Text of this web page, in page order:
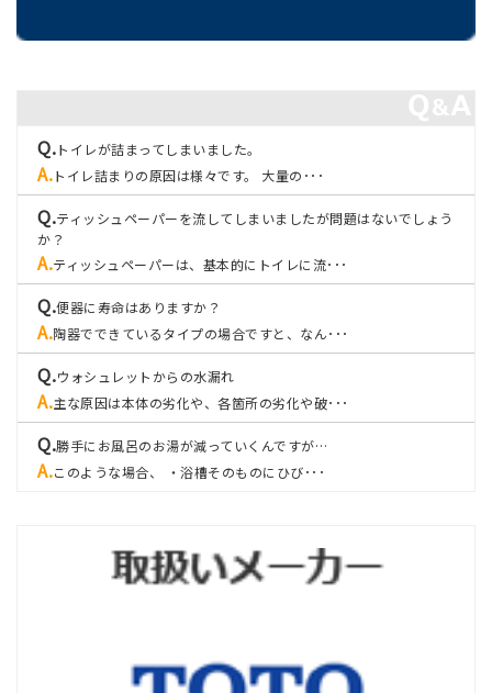
トイレが詰まってしまいました。
トイレ詰まりの原因は様々です。 大量の･･･
ティッシュペーパーを流してしまいましたが問題はないでしょう
か？
ティッシュペーパーは、基本的にトイレに流･･･
便器に寿命はありますか？
陶器でできているタイプの場合ですと、なん･･･
ウォシュレットからの水漏れ
主な原因は本体の劣化や、各箇所の劣化や破･･･
勝手にお風呂のお湯が減っていくんですが…
このような場合、 ・浴槽そのものにひび･･･